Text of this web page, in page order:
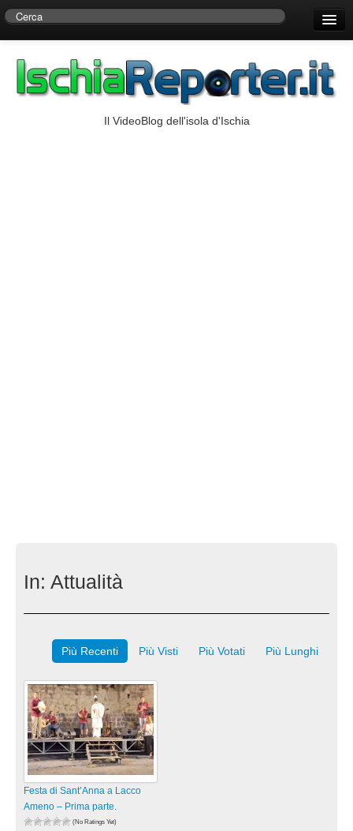
Centro di Ricerche Storiche D’Ambra
Il VideoBlog dell'isola d'Ischia
In: Attualità
Più Recenti Più Visti Più Votati Più Lunghi
Festa di Sant’Anna a Lacco
Ameno – Prima parte.
(No Ratings Yet)